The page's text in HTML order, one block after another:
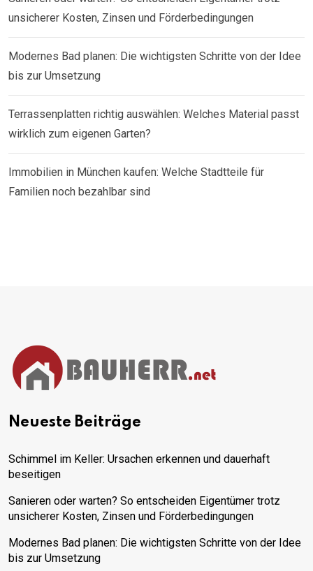
unsicherer Kosten, Zinsen und Förderbedingungen
Modernes Bad planen: Die wichtigsten Schritte von der Idee
bis zur Umsetzung
Terrassenplatten richtig auswählen: Welches Material passt
wirklich zum eigenen Garten?
Immobilien in München kaufen: Welche Stadtteile für
Familien noch bezahlbar sind
Neueste Beiträge
Schimmel im Keller: Ursachen erkennen und dauerhaft
beseitigen
Sanieren oder warten? So entscheiden Eigentümer trotz
unsicherer Kosten, Zinsen und Förderbedingungen
Modernes Bad planen: Die wichtigsten Schritte von der Idee
bis zur Umsetzung